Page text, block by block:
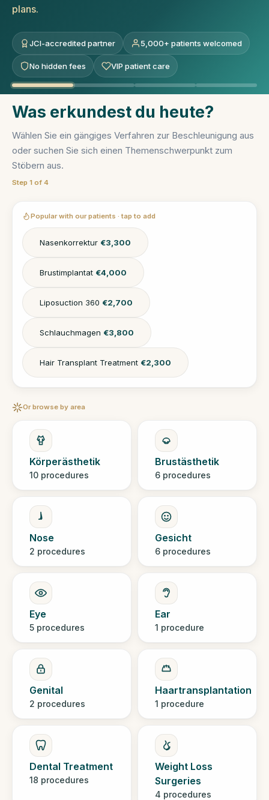
plans.
JCI-accredited partner 5,000+ patients welcomed
No hidden fees VIP patient care
Was erkundest du heute?
Wählen Sie ein gängiges Verfahren zur Beschleunigung aus
oder suchen Sie sich einen Themenschwerpunkt zum
Stöbern aus.
Step 1 of 4
Popular with our patients · tap to add
Nasenkorrektur €3,300
Brustimplantat €4,000
Liposuction 360 €2,700
Schlauchmagen €3,800
Hair Transplant Treatment €2,300
Or browse by area
Körperästhetik
10 procedures
Brustästhetik
6 procedures
Nose
2 procedures
Gesicht
6 procedures
Eye
5 procedures
Ear
1 procedure
Genital
2 procedures
Haartransplantation
1 procedure
Dental Treatment
18 procedures
Weight Loss
Surgeries
4 procedures